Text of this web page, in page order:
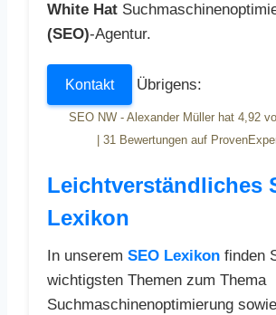
White Hat
(SEO)-Agentur.
Kontakt Übrigens:
SEO NW - Alexander Müller hat 4,92
31 Bewertungen auf
Leichtverständliches
Lexikon
In unserem SEO Lexikon finden
wichtigsten Themen zum Thema
Suchmaschinenoptimierung sowie